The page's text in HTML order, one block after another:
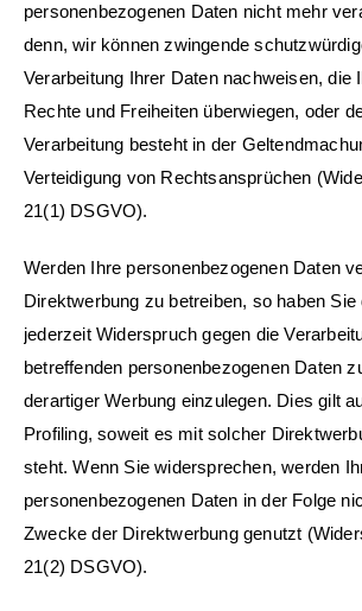
personenbezogenen Daten nicht mehr
denn, wir können zwingende
Verarbeitung Ihrer Daten nachweisen, die
Rechte und Freiheiten überwiegen, oder
Verarbeitung besteht in der
Verteidigung von Rechtsansprüchen
21(1) DSGVO).
Werden Ihre personenbezogenen Daten
Direktwerbung zu betreiben, so haben Sie
jederzeit Widerspruch gegen die
betreffenden personenbezogenen Daten
derartiger Werbung einzulegen. Dies gilt
Profiling, soweit es mit solcher
steht. Wenn Sie widersprechen, werden
personenbezogenen Daten in der Folge
Zwecke der Direktwerbung genutzt
21(2) DSGVO).